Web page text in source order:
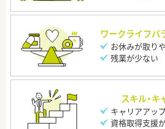
ワークライフバ
お休みが取り
残業が少ない
スキル・キ
キャリアアッ
資格取得支援